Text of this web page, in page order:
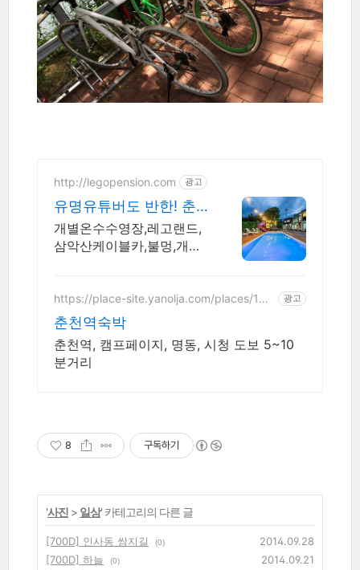
http://legopension.com 광고
유명유튜버도 반한! 춘
천펜션
개별온수수영장,레고랜드,
삼악산케이블카,불멍,개별
https://place-site.yanolja.com/places/100
광고
춘천역숙박
춘천역, 캠프페이지, 명동, 시청 도보 5~10
분거리
8 구독하기
'사진 > 일상' 카테고리의 다른 글
[700D] 인사동 쌈지길 (0)
2014.09.28
[700D] 하늘
(0)
2014.09.21